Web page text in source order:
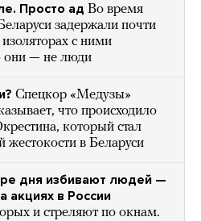
Просто ад Во время
задержали почти
с ними
они — не люди
Спецкор «Медузы»
что происходило
который стал
в Беларуси
дня избивают людей —
акциях в России
и стреляют по окнам.